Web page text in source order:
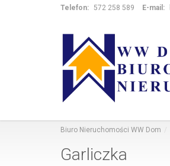
Telefon: 572 258 589 E-mail:
Biuro Nieruchomości WW Dom
Garliczka